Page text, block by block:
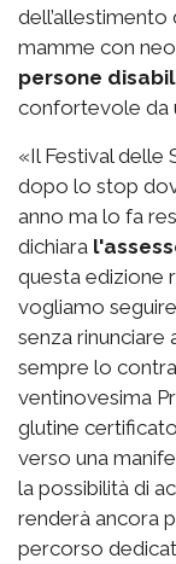
dell’allestimento
mamme con
persone
confortevole da
«Il Festival delle
dopo lo stop
anno ma lo fa
dichiara
questa edizione
vogliamo
senza rinunciare
sempre lo
ventinovesima
glutine
verso una
la possibilità di
renderà ancora
percorso